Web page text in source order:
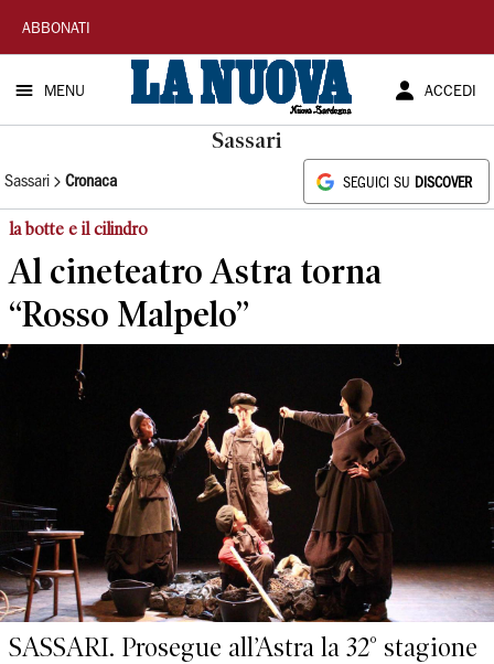
La
Nuova
Sardegna
ABBONATI
MENU ACCEDI
Sassari
Sassari Cronaca SEGUICI SU DISCOVER
la botte e il cilindro
Al cineteatro Astra torna
“Rosso Malpelo”
SASSARI. Prosegue all’Astra la 32° stagione